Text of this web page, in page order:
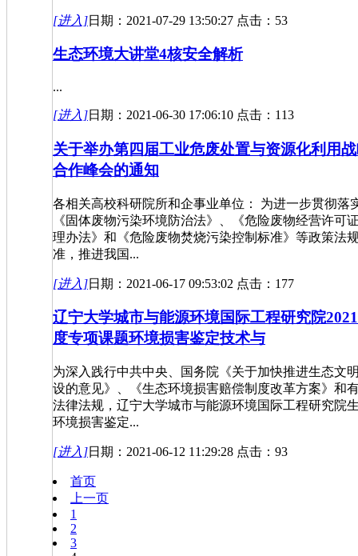
[进入]日期：2021-07-29 13:50:27 点击：53
生态环境大讲堂4核安全解析
...
[进入]日期：2021-06-30 17:06:10 点击：113
关于举办第四届工业危废处置与资源化利用
合作峰会的通知
各相关高校科研院所和企事业单位： 为进一步贯彻落
《固体废物污染环境防治法》、《危险废物经营许可
理办法》和《危险废物焚烧污染控制标准》等政策法
准，推进我国...
[进入]日期：2021-06-17 09:53:02 点击：177
辽宁大学城市与能源环境国际工程研究院
度专项课题环境损害鉴定技术与
为深入践行中共中央、国务院《关于加快推进生态文
设的意见》、《生态环境损害赔偿制度改革方案》和
法律法规，辽宁大学城市与能源环境国际工程研究院
环境损害鉴定...
[进入]日期：2021-06-12 11:29:28 点击：93
首页
上一页
1
2
3